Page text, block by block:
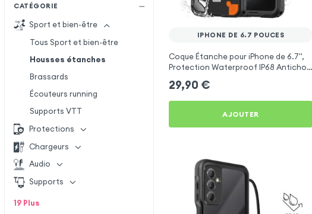
CATÉGORIE
Sport et bien-être
Tous Sport et bien-être
Housses étanches
Brassards
Écouteurs running
Supports VTT
Protections
Chargeurs
Audio
Supports
19 Plus
IPHONE DE 6.7 POUCES
Coque Étanche pour iPhone de 6.7'',
Protection Waterproof IP68 Antichoc
29,90 €
AJOUTER